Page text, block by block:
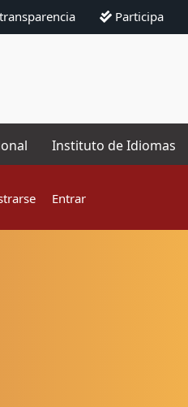
Participa
Instituto de Idiomas
Entrar